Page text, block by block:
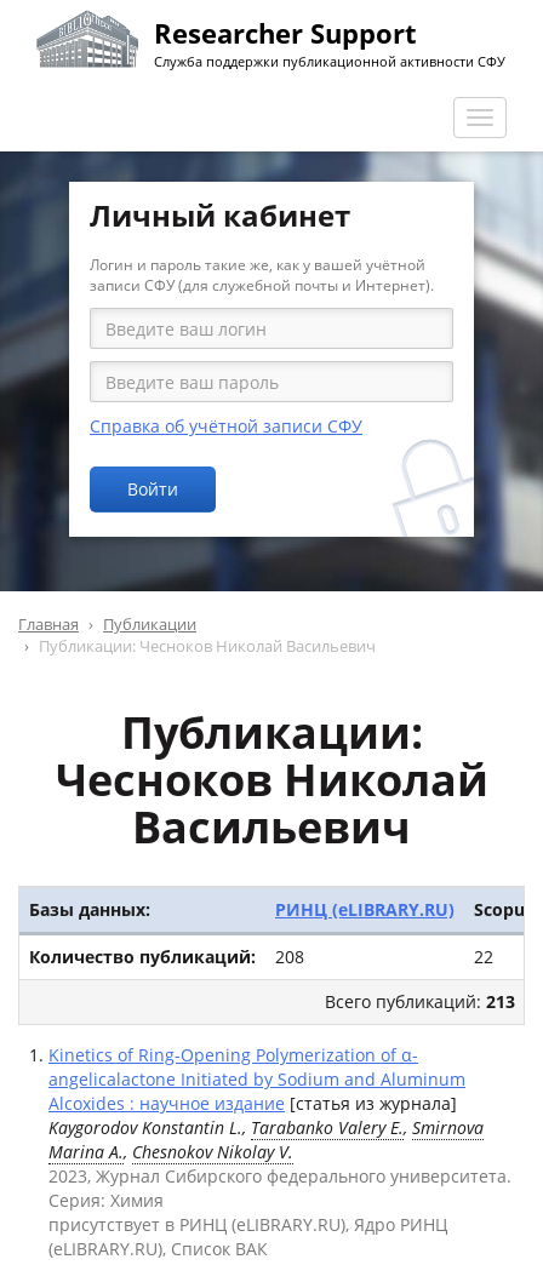
Перейти
основному
Researcher Support
Служба поддержки публикационной активности СФУ
Личный кабинет
Логин и пароль такие же, как у вашей учётной
записи СФУ (для служебной почты и Интернет).
Справка об учётной записи СФУ
Войти
Главная
Публикации
Публикации: Чесноков Николай Васильевич
Публикации:
Чесноков Николай
Васильевич
Базы данных: РИНЦ (eLIBRARY.RU) Scopus
Количество публикаций: 208
22
Всего публикаций: 213
Kinetics of Ring-Opening Polymerization of α-
angelicalactone Initiated by Sodium and Aluminum
Alcoxides : научное издание [статья из журнала]
Kaygorodov Konstantin L., Tarabanko Valery E., Smirnova
Marina A., Chesnokov Nikolay V.
2023, Журнал Сибирского федерального университета.
Серия: Химия
присутствует в РИНЦ (eLIBRARY.RU), Ядро РИНЦ
(eLIBRARY.RU), Список ВАК